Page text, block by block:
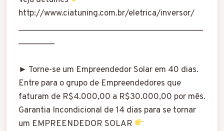
http://www.ciatuning.com.br/eletrica/inversor/
► Torne-se um Empreendedor Solar em 40 dias.
Entre para o grupo de Empreendedores que
faturam de R$4.000,00 a R$30.000,00 por mês.
Garantia Incondicional de 14 dias para se tornar
um EMPREENDEDOR SOLAR